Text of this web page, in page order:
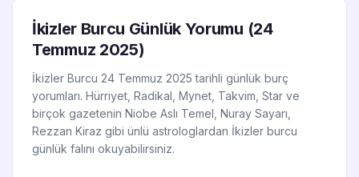
İkizler Burcu Günlük Yorumu (24
Temmuz 2025)
İkizler Burcu 24 Temmuz 2025 tarihli günlük burç
yorumları. Hürriyet, Radikal, Mynet, Takvim, Star ve
birçok gazetenin Niobe Aslı Temel, Nuray Sayarı,
Rezzan Kiraz gibi ünlü astrologlardan İkizler burcu
günlük falını okuyabilirsiniz.